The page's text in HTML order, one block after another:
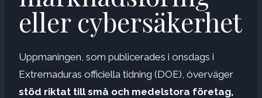
eller cybersäkerhet
Uppmaningen, som publicerades i onsdags i
Extremaduras officiella tidning (DOE), överväger
stöd riktat till små och medelstora företag,